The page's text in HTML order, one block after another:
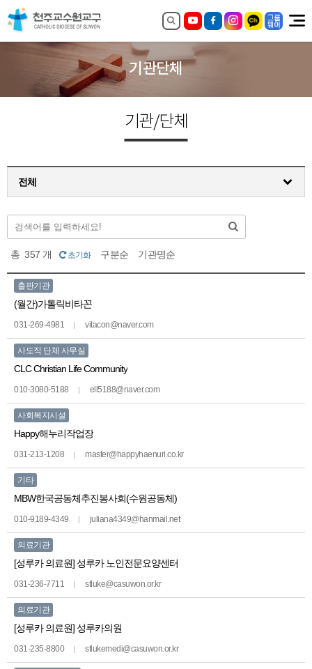
기관단체
기관/단체
전체
총 357 개 초기화 구분순 기관명순
출판기관
(월간)가톨릭비타꼰
031-269-4981 vitacon@naver.com
사도직 단체 사무실
CLC Christian Life Community
010-3080-5188 ell5188@naver.com
사회복지시설
Happy해누리작업장
031-213-1208 master@happyhaenuri.co.kr
기타
MBW한국공동체추진봉사회(수원공동체)
010-9189-4349 juliana4349@hanmail.net
의료기관
[성루카 의료원] 성루카 노인전문요양센터
031-236-7711 stluke@casuwon.or.kr
의료기관
[성루카 의료원] 성루카의원
031-235-8800 stlukemedi@casuwon.or.kr